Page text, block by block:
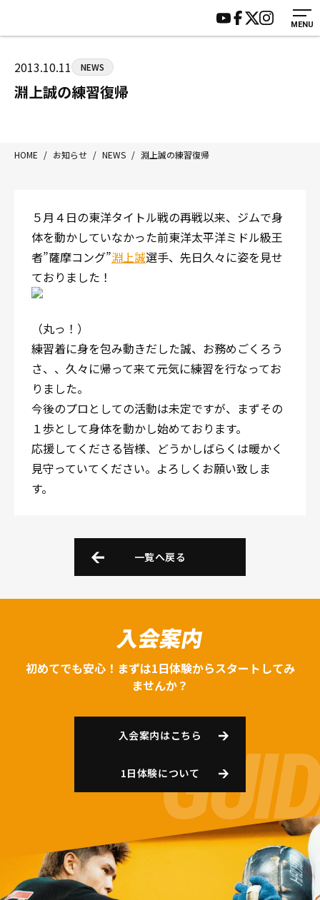
MENU
八王子中屋ボクシングジム
〒192-0072 東京都八王子市南町3-8 第2原嶋ビル1F
Tel/Fax：042-622-7222
営業時間：月〜土 14:00〜22:00 / 日・祝 14:00〜19:00
HOME
ジムについて
トレーニング
入会案内
施設紹介
サポーター募集
2013.10.11 NEWS
淵上誠の練習復帰
HOME / お知らせ / NEWS / 淵上誠の練習復帰
５月４日の東洋タイトル戦の再戦以来、ジムで身
体を動かしていなかった前東洋太平洋ミドル級王
者”薩摩コング”淵上誠選手、先日久々に姿を見せ
ておりました！
（丸っ！）
練習着に身を包み動きだした誠、お務めごくろう
さ、、久々に帰って来て元気に練習を行なってお
りました。
今後のプロとしての活動は未定ですが、まずその
１歩として身体を動かし始めております。
応援してくださる皆様、どうかしばらくは暖かく
見守っていてください。よろしくお願い致しま
す。
一覧へ戻る
入会案内
初めてでも安心！まずは1日体験からスタートしてみ
ませんか？
入会案内はこちら
1日体験について